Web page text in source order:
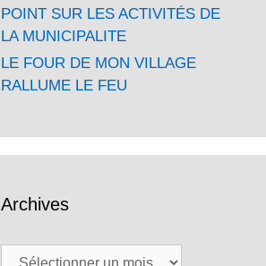
POINT SUR LES ACTIVITÉS DE
LA MUNICIPALITE
LE FOUR DE MON VILLAGE
RALLUME LE FEU
Archives
Archives